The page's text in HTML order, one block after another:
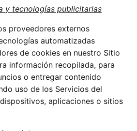
y tecnologías publicitarias
proveedores externos
automatizadas
de cookies en nuestro Sitio
información recopilada, para
o entregar contenido
uso de los Servicios del
aplicaciones o sitios